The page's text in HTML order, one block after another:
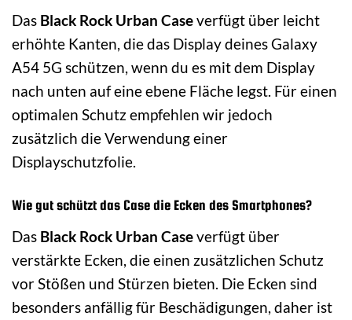
Das Black Rock Urban Caseverfügt über leicht
erhöhte Kanten, die das Display deines Galaxy
A54 5G schützen, wenn du es mit dem Display
nach unten auf eine ebene Fläche legst. Für einen
optimalen Schutz empfehlen wir jedoch
zusätzlich die Verwendung einer
Displayschutzfolie.
Wie gut schützt das Case die Ecken des Smartphones?
Das Black Rock Urban Caseverfügt über
verstärkte Ecken, die einen zusätzlichen Schutz
vor Stößen und Stürzen bieten. Die Ecken sind
besonders anfällig für Beschädigungen, daher ist